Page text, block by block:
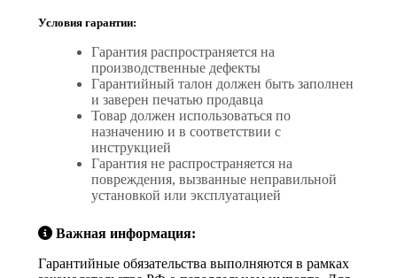
Условия гарантии:
Гарантия распространяется на
производственные дефекты
Гарантийный талон должен быть заполнен
и заверен печатью продавца
Товар должен использоваться по
назначению и в соответствии с
инструкцией
Гарантия не распространяется на
повреждения, вызванные неправильной
установкой или эксплуатацией
Важная информация:
Гарантийные обязательства выполняются в рамках